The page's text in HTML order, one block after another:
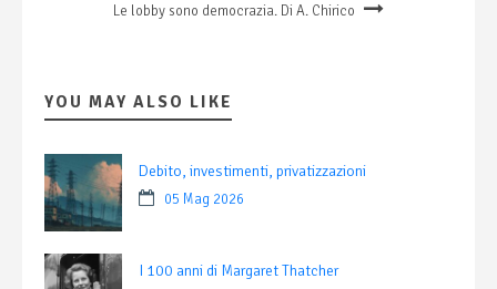
Le lobby sono democrazia. Di A. Chirico
YOU MAY ALSO LIKE
Debito, investimenti, privatizzazioni
05 Mag 2026
I 100 anni di Margaret Thatcher